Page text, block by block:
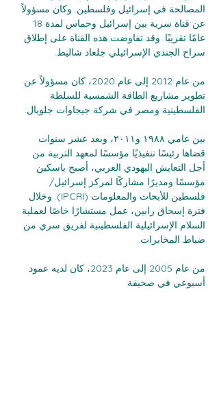
المصالحة في إسرائيل وفلسطين. وكان مسؤولاً
عامًا تقريبًا. وقد تفاوضت هذه القناة على إطلاق
سراح الجندي الإسرائيلي جلعاد شاليط.
من عام 2012 إلى عام 2020، كان مسؤولاً عن
تطوير مشاريع الطاقة الشمسية للسلطة
الفلسطينية ومصر في شركة جيجاوات جلوبال.
بين عامي ١٩٨٨ و٢٠١١، وبعد عشر سنوات
قضاها رئيسًا تنفيذيًا مؤسسًا لمعهد التربية من
أجل التعايش اليهودي العربي، أصبح باسكين
مؤسسًا ومديرًا مشاركًا لمركز إسرائيل/
فلسطين للأبحاث والمعلومات (IPCRI). وخلال
فترة إسحاق رابين، عمل مستشارًا خاصًا لعملية
السلام الإسرائيلية الفلسطينية لفريق سري من
ضباط المخابرات.
من عام 2005 إلى عام 2023، كان لديه عمود
أسبوعي في صحيفة